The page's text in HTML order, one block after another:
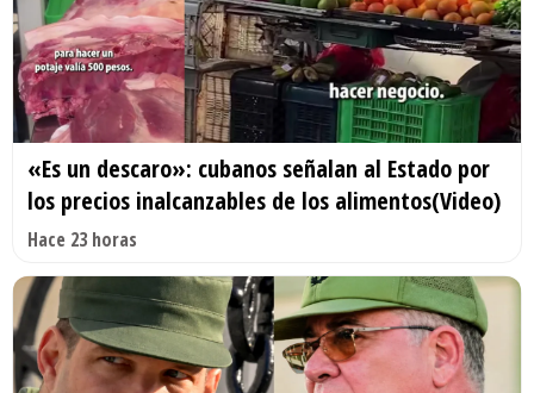
«Es un descaro»: cubanos señalan al Estado por
los precios inalcanzables de los alimentos(Video)
Hace 23 horas